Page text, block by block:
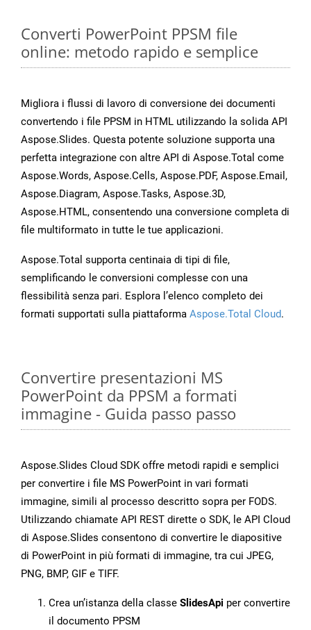
Converti PowerPoint PPSM file
online: metodo rapido e semplice
Migliora i flussi di lavoro di conversione dei documenti
convertendo i file PPSM in HTML utilizzando la solida API
Aspose.Slides. Questa potente soluzione supporta una
perfetta integrazione con altre API di Aspose.Total come
Aspose.Words, Aspose.Cells, Aspose.PDF, Aspose.Email,
Aspose.Diagram, Aspose.Tasks, Aspose.3D,
Aspose.HTML, consentendo una conversione completa di
file multiformato in tutte le tue applicazioni.
Aspose.Total supporta centinaia di tipi di file,
semplificando le conversioni complesse con una
flessibilità senza pari. Esplora l’elenco completo dei
formati supportati sulla piattaforma Aspose.Total Cloud.
Convertire presentazioni MS
PowerPoint da PPSM a formati
immagine - Guida passo passo
Aspose.Slides Cloud SDK offre metodi rapidi e semplici
per convertire i file MS PowerPoint in vari formati
immagine, simili al processo descritto sopra per FODS.
Utilizzando chiamate API REST dirette o SDK, le API Cloud
di Aspose.Slides consentono di convertire le diapositive
di PowerPoint in più formati di immagine, tra cui JPEG,
PNG, BMP, GIF e TIFF.
Crea un’istanza della classe SlidesApi per convertire
il documento PPSM